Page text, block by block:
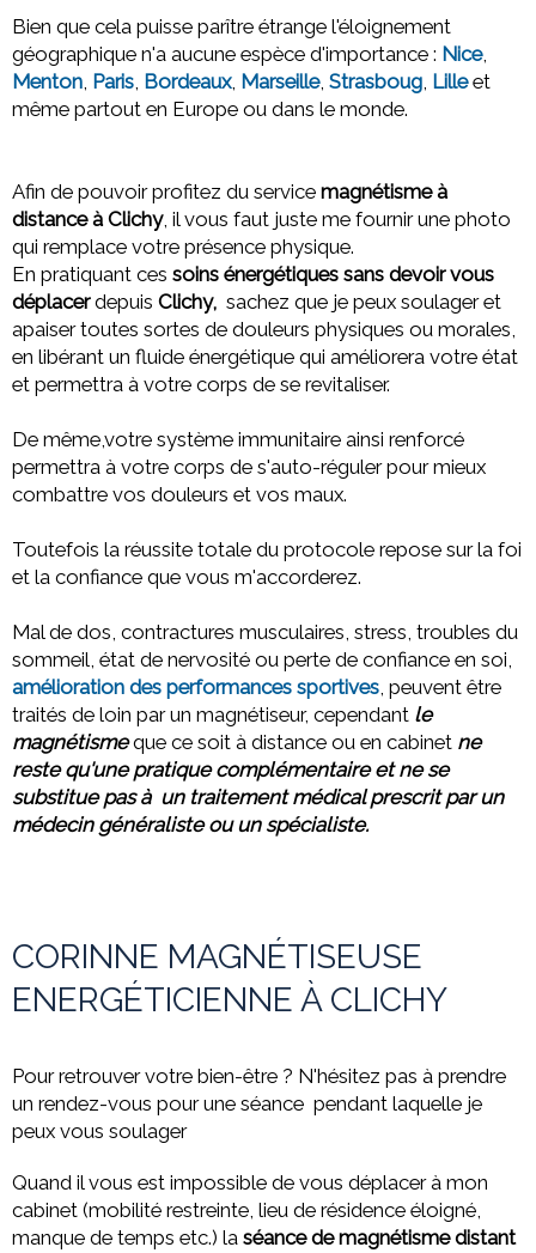
Bien que cela puisse parître étrange l'éloignement
géographique n'a aucune espèce d'importance : Nice,
Menton, Paris, Bordeaux, Marseille, Strasboug, Lilleet
même partout en Europe ou dans le monde.
Afin de pouvoir profitez du service magnétisme à
distance à Clichy, il vous faut juste me fournir une photo
qui remplace votre présence physique.
En pratiquant ces soins énergétiques sans devoir vous
déplacerdepuis Clichy, sachez que je peux soulager et
apaiser toutes sortes de douleurs physiques ou morales,
en libérant un fluide énergétique qui améliorera votre état
et permettra à votre corps de se revitaliser.
De même,votre système immunitaire ainsi renforcé
permettra à votre corps de s'auto-réguler pour mieux
combattre vos douleurs et vos maux.
Toutefois la réussite totale du protocole repose sur la foi
et la confiance que vous m'accorderez.
Mal de dos, contractures musculaires, stress, troubles du
sommeil, état de nervosité ou perte de confiance en soi,
amélioration des performances sportives, peuvent être
traités de loin par un magnétiseur, cependant le
magnétismeque ce soit à distance ou en cabinet ne
reste qu'une pratique complémentaire et ne se
substitue pas à un traitement médical prescrit par un
médecin généraliste ou un spécialiste.
CORINNE MAGNÉTISEUSE
ENERGÉTICIENNE À CLICHY
Pour retrouver votre bien-être ? N'hésitez pas à prendre
un rendez-vous pour une séance pendant laquelle je
peux vous soulager
Quand il vous est impossible de vous déplacer à mon
cabinet (mobilité restreinte, lieu de résidence éloigné,
manque de temps etc.) la séance de magnétisme distant